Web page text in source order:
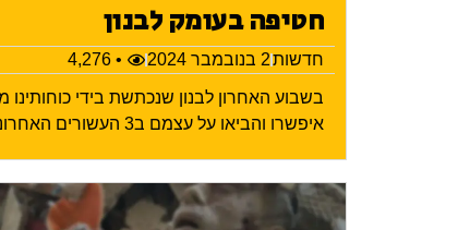
חטיפה בעומק לבנון
חדשות2 בנובמבר 2024 • 4,276
בשבוע האחרון לבנון שנכתשת בידי
איפשרו והביאו על עצמם ב3 העשורים האחרונים.